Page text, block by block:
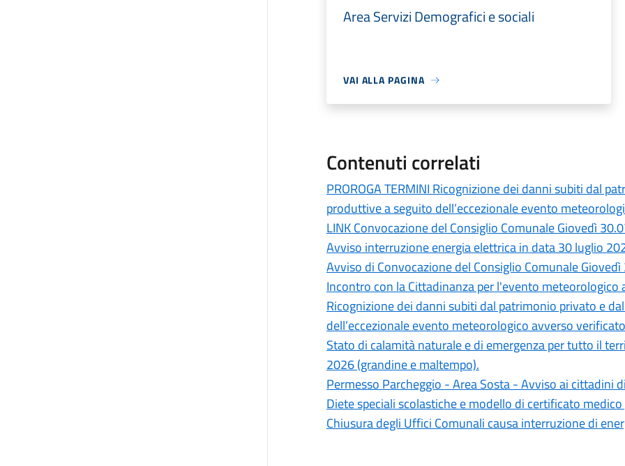
Area Servizi Demografici e sociali
VAI ALLA PAGINA
Contenuti correlati
PROROGA TERMINI Ricognizione dei danni subiti dal
produttive a seguito dell’eccezionale evento
LINK Convocazione del Consiglio Comunale Giovedì
Avviso interruzione energia elettrica in data 30 luglio
Avviso di Convocazione del Consiglio Comunale
Incontro con la Cittadinanza per l'evento
Ricognizione dei danni subiti dal patrimonio privato e
dell’eccezionale evento meteorologico avverso
Stato di calamità naturale e di emergenza per tutto il
2026 (grandine e maltempo).
Permesso Parcheggio - Area Sosta - Avviso ai cittadini
Diete speciali scolastiche e modello di certificato
Chiusura degli Uffici Comunali causa interruzione di